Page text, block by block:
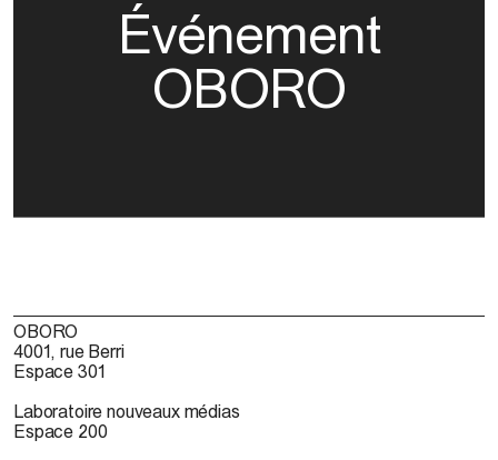
Événement
OBORO
OBORO
4001, rue Berri
Espace 301
Laboratoire nouveaux médias
Espace 200